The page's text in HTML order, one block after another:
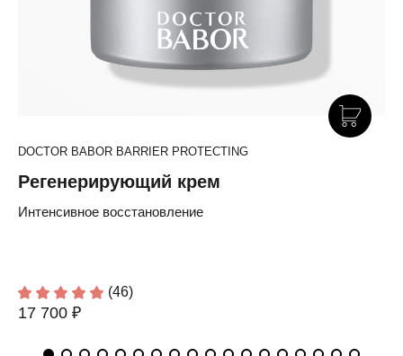
DOCTOR BABOR BARRIER PROTECTING
Регенерирующий крем
Интенсивное восстановление
(46)
17 700 ₽